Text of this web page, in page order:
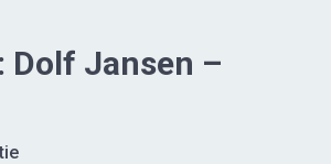
Dolf Jansen –